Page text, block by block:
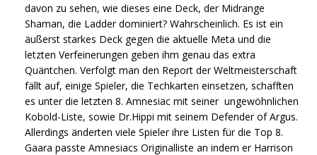
davon zu sehen, wie dieses eine Deck, der Midrange
Shaman, die Ladder dominiert? Wahrscheinlich. Es ist ein
äußerst starkes Deck gegen die aktuelle Meta und die
letzten Verfeinerungen geben ihm genau das extra
Quäntchen. Verfolgt man den Report der Weltmeisterschaft
fällt auf, einige Spieler, die Techkarten einsetzen, schafften
es unter die letzten 8. Amnesiac mit seiner ungewöhnlichen
Kobold-Liste, sowie Dr.Hippi mit seinem Defender of Argus.
Allerdings änderten viele Spieler ihre Listen für die Top 8.
Gaara passte Amnesiacs Originalliste an indem er Harrison